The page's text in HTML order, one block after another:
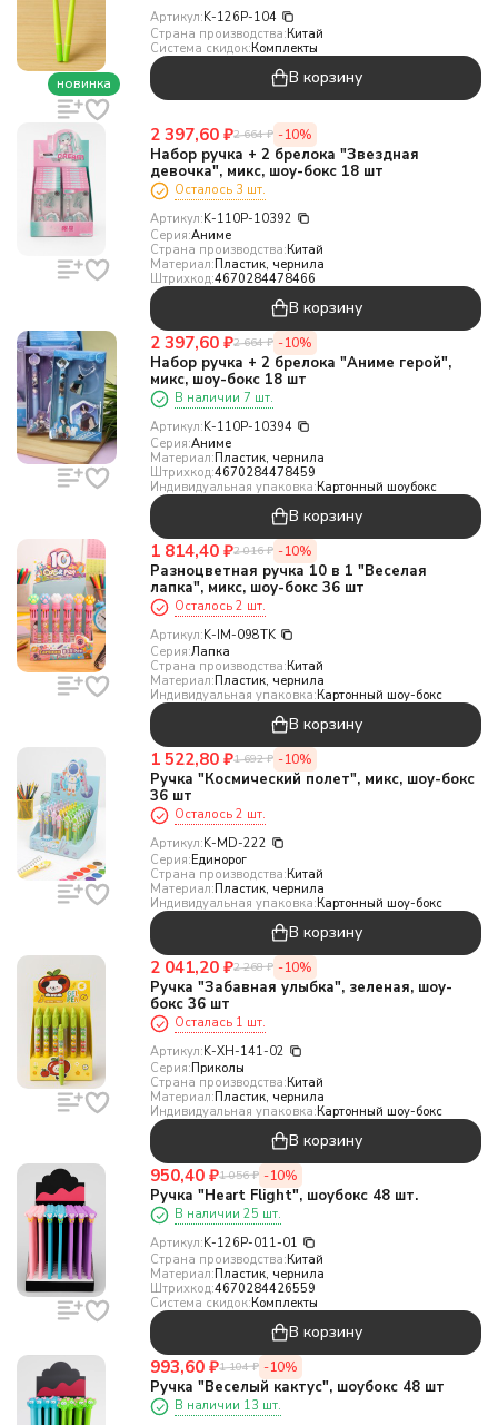
новинка
Артикул:K-126P-104
Страна производства:Китай
Система скидок:Комплекты
В корзину
2 397,60 ₽2 664 ₽ -10%
Набор ручка + 2 брелока "Звездная
девочка", микс, шоу-бокс 18 шт
Осталось 3 шт.
Артикул:K-110P-10392
Серия:Аниме
Страна производства:Китай
Материал:Пластик, чернила
Штрихкод:4670284478466
В корзину
2 397,60 ₽2 664 ₽ -10%
Набор ручка + 2 брелока "Аниме герой",
микс, шоу-бокс 18 шт
В наличии 7 шт.
Артикул:K-110P-10394
Серия:Аниме
Материал:Пластик, чернила
Штрихкод:4670284478459
Индивидуальная упаковка:Картонный шоубокс
В корзину
1 814,40 ₽2 016 ₽ -10%
Разноцветная ручка 10 в 1 "Веселая
лапка", микс, шоу-бокс 36 шт
Осталось 2 шт.
Артикул:K-IM-098TK
Серия:Лапка
Страна производства:Китай
Материал:Пластик, чернила
Индивидуальная упаковка:Картонный шоу-бокс
В корзину
1 522,80 ₽1 692 ₽ -10%
Ручка "Космический полет", микс, шоу-бокс
36 шт
Осталось 2 шт.
Артикул:K-MD-222
Серия:Единорог
Страна производства:Китай
Материал:Пластик, чернила
Индивидуальная упаковка:Картонный шоу-бокс
В корзину
2 041,20 ₽2 268 ₽ -10%
Ручка "Забавная улыбка", зеленая, шоу-
бокс 36 шт
Осталась 1 шт.
Артикул:K-XH-141-02
Серия:Приколы
Страна производства:Китай
Материал:Пластик, чернила
Индивидуальная упаковка:Картонный шоу-бокс
В корзину
950,40 ₽1 056 ₽ -10%
Ручка "Heart Flight", шоубокс 48 шт.
В наличии 25 шт.
Артикул:K-126P-011-01
Страна производства:Китай
Материал:Пластик, чернила
Штрихкод:4670284426559
Система скидок:Комплекты
В корзину
993,60 ₽1 104 ₽ -10%
Ручка "Веселый кактус", шоубокс 48 шт
В наличии 13 шт.